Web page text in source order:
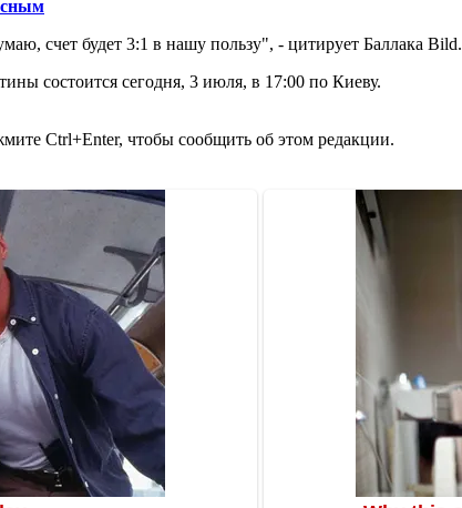
счет будет 3:1 в нашу пользу", - цитирует Баллака Bild.
состоится сегодня, 3 июля, в 17:00 по Киеву.
Ctrl+Enter, чтобы сообщить об этом редакции.